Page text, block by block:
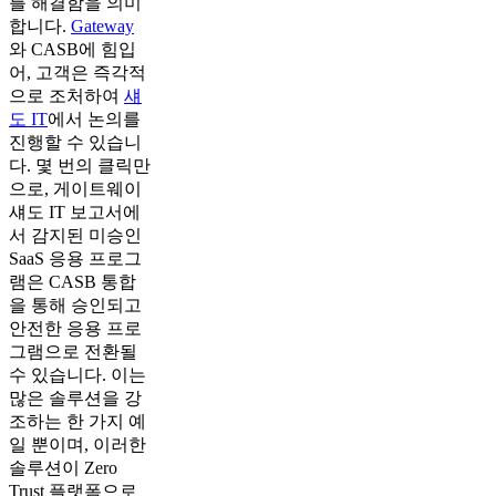
합니다. Gateway
와 CASB에 힘입
어, 고객은 즉각적
으로 조처하여 섀
도 IT에서 논의를
진행할 수 있습니
다. 몇 번의 클릭만
으로, 게이트웨이
섀도 IT 보고서에
서 감지된 미승인
SaaS 응용 프로그
램은 CASB 통합
을 통해 승인되고
안전한 응용 프로
그램으로 전환될
수 있습니다. 이는
많은 솔루션을 강
조하는 한 가지 예
일 뿐이며, 이러한
솔루션이 Zero
Trust 플랫폼으로